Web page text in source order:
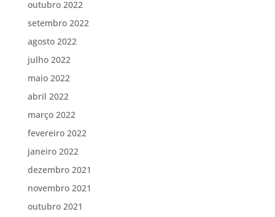
outubro 2022
setembro 2022
agosto 2022
julho 2022
maio 2022
abril 2022
março 2022
fevereiro 2022
janeiro 2022
dezembro 2021
novembro 2021
outubro 2021